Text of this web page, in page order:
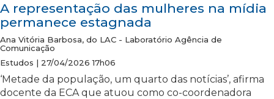
A representação das mulheres na mídia
permanece estagnada
Ana Vitória Barbosa, do LAC - Laboratório Agência de
Comunicação
Estudos | 27/04/2026 17h06
‘Metade da população, um quarto das notícias’, afirma
docente da ECA que atuou como co-coordenadora